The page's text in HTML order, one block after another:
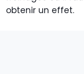
obtenir un effet.